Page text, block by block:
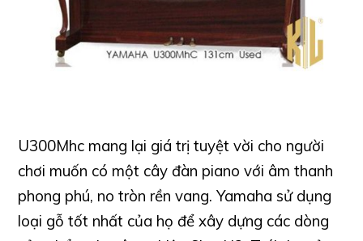
U300Mhc mang lại giá trị tuyệt vời cho người
chơi muốn có một cây đàn piano với âm thanh
phong phú, no tròn rền vang. Yamaha sử dụng
loại gỗ tốt nhất của họ để xây dựng các dòng